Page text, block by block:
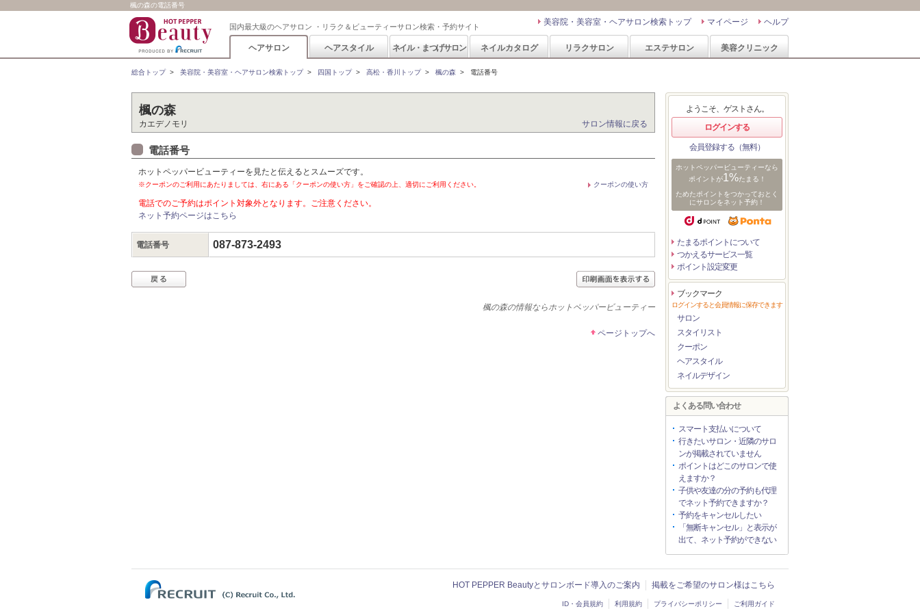
楓の森の電話番号
国内最大級のヘアサロン ・リラク＆ビューティーサロン検索・予約サイト ヘルプ
マイページ
美容院・美容室・ヘアサロン検索トップ
ヘアサロン ヘアスタイル ネイル・まつげサロン ネイルカタログ リラクサロン エステサロン 美容クリニック
総合トップ> 美容院・美容室・ヘアサロン検索トップ> 四国トップ> 高松・香川トップ> 楓の森 > 電話番号
楓の森
カエデノモリ サロン情報に戻る
電話番号
ホットペッパービューティーを見たと伝えるとスムーズです。
※クーポンのご利用にあたりましては、右にある「クーポンの使い方」をご確認の上、適切にご利用ください。 クーポンの使い方
電話でのご予約はポイント対象外となります。ご注意ください。
ネット予約ページはこちら
電話番号 087-873-2493
楓の森の情報ならホットペッパービューティー
ページトップへ
ようこそ、ゲストさん。
ログインする
会員登録する（無料）
ホットペッパービューティーなら
ポイントが1%たまる！
ためたポイントをつかっておとく
にサロンをネット予約！
たまるポイントについて
つかえるサービス一覧
ポイント設定変更
ブックマーク
ログインすると会員情報に保存できます
サロン
スタイリスト
クーポン
ヘアスタイル
ネイルデザイン
よくある問い合わせ
スマート支払いについて
行きたいサロン・近隣のサロ
ンが掲載されていません
ポイントはどこのサロンで使
えますか？
子供や友達の分の予約も代理
でネット予約できますか？
予約をキャンセルしたい
「無断キャンセル」と表示が
出て、ネット予約ができない
HOT PEPPER Beautyとサロンボード導入のご案内 掲載をご希望のサロン様はこちら
ID・会員規約 利用規約 プライバシーポリシー ご利用ガイド